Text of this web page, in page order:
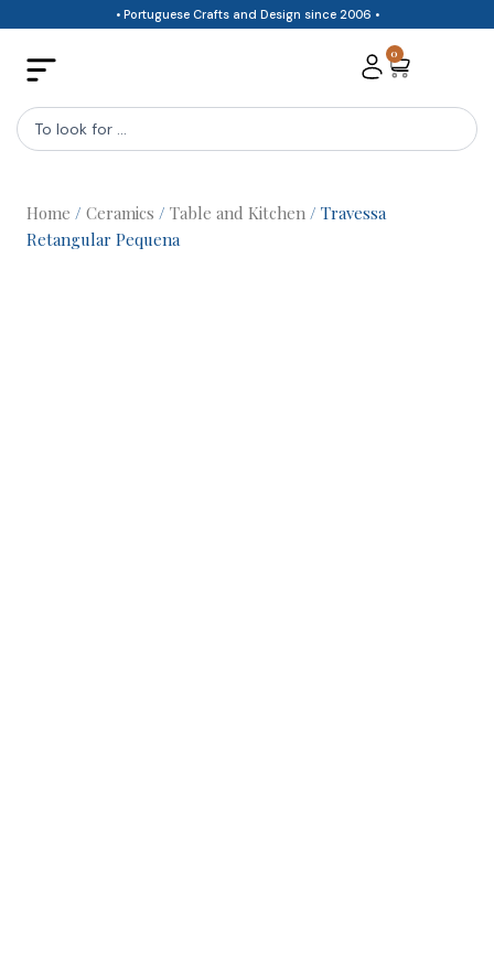
content
• Portuguese Crafts and Design since 2006 •
0
Cart
Search
...
Home / Ceramics / Table and Kitchen / Travessa
Retangular Pequena